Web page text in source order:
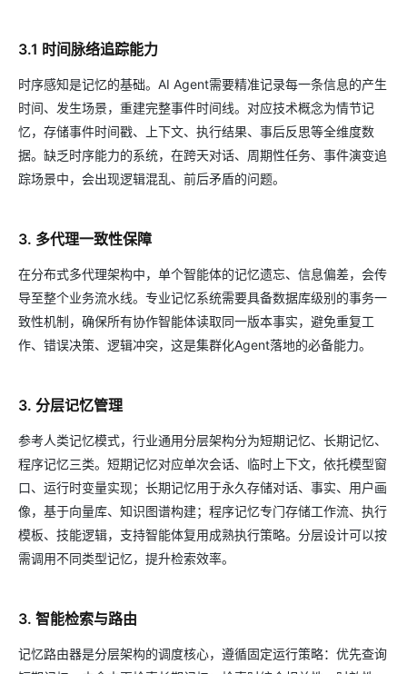
3.1 时间脉络追踪能力
时序感知是记忆的基础。AI Agent需要精准记录每一条信息的产生
时间、发生场景，重建完整事件时间线。对应技术概念为情节记
忆，存储事件时间戳、上下文、执行结果、事后反思等全维度数
据。缺乏时序能力的系统，在跨天对话、周期性任务、事件演变追
踪场景中，会出现逻辑混乱、前后矛盾的问题。
3. 多代理一致性保障
在分布式多代理架构中，单个智能体的记忆遗忘、信息偏差，会传
导至整个业务流水线。专业记忆系统需要具备数据库级别的事务一
致性机制，确保所有协作智能体读取同一版本事实，避免重复工
作、错误决策、逻辑冲突，这是集群化Agent落地的必备能力。
3. 分层记忆管理
参考人类记忆模式，行业通用分层架构分为短期记忆、长期记忆、
程序记忆三类。短期记忆对应单次会话、临时上下文，依托模型窗
口、运行时变量实现；长期记忆用于永久存储对话、事实、用户画
像，基于向量库、知识图谱构建；程序记忆专门存储工作流、执行
模板、技能逻辑，支持智能体复用成熟执行策略。分层设计可以按
需调用不同类型记忆，提升检索效率。
3. 智能检索与路由
记忆路由器是分层架构的调度核心，遵循固定运行策略：优先查询